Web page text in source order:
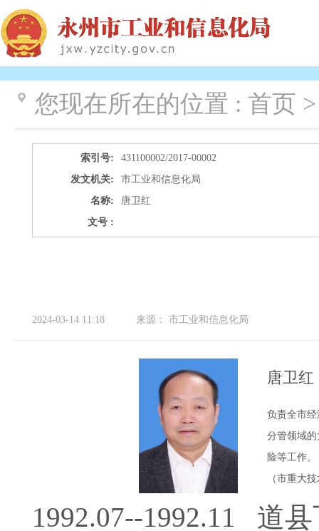
您现在所在的位置 : 首页
索引号:
431100002/2017-00002
发文机关:
市工业和信息化局
名称:
唐卫红
文号 :
2024-03-14 11:18 来源： 市工业和信息化局
唐卫红
负责全市
分管领域
险等工作
（市重大
1992.07--1992.11 道